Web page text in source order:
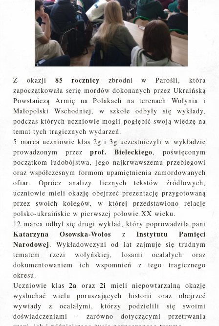
Z okazji 85 rocznicy zbrodni w Parośli, która
zapoczątkowała serię mordów dokonanych przez Ukraińską
Powstańczą Armię na Polakach na terenach Wołynia i
Małopolski Wschodniej, w szkole odbyły się wykłady,
podczas których uczniowie mogli pogłębić swoją wiedzę na
temat tych tragicznych wydarzeń.
5 marca uczniowie klas 2g i 3g uczestniczyli w wykładzie
prowadzonym przez prof. Bieleckiego, poświęconym
początkom ludobójstwa, jego najkrwawszemu przebiegowi
oraz współczesnym formom upamiętnienia zamordowanych
ofiar. Oprócz analizy licznych tekstów źródłowych,
uczniowie mieli okazję obejrzeć prezentację przygotowaną
przez swoich kolegów, w której przedstawiono relacje
polsko-ukraińskie w pierwszej połowie XX wieku.
12 marca odbył się drugi wykład, który poprowadziła pani
Katarzyna Osowska-Wołos z Instytutu Pamięci
Narodowej. Wykładowczyni od lat zajmuje się trudnym
tematem rzezi wołyńskiej, losami ocalałych oraz
dokumentowaniem ich wspomnień z tego tragicznego
okresu.
Uczniowie klas2a oraz2i mieli niepowtarzalną okazję
wysłuchać wielu poruszających historii oraz obejrzeć
wywiady z ocalałymi, którzy podzielili się swoimi
doświadczeniami – zarówno dotyczącymi przetrwania